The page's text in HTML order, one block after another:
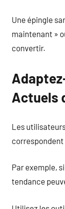
Une épingle
maintenant »
convertir.
Actuels
Les
correspondent
Par exemple,
tendance